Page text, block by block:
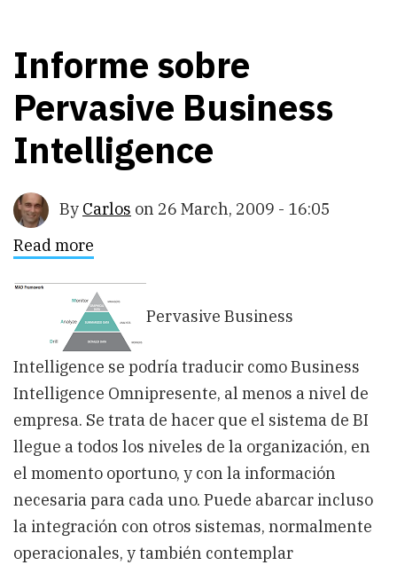
Informe sobre
Pervasive Business
Intelligence
By Carlos on 26 March, 2009 - 16:05
Read more
Pervasive
Business
IntelligencePervasive Business
Intelligence se podría traducir como Business
Intelligence Omnipresente, al menos a nivel de
empresa. Se trata de hacer que el sistema de BI
llegue a todos los niveles de la organización, en
el momento oportuno, y con la información
necesaria para cada uno. Puede abarcar incluso
la integración con otros sistemas, normalmente
operacionales, y también contemplar